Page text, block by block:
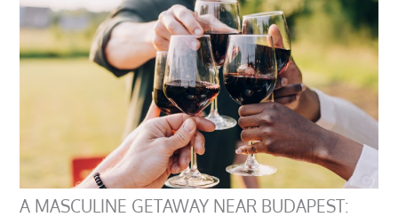
A MASCULINE GETAWAY NEAR BUDAPEST: